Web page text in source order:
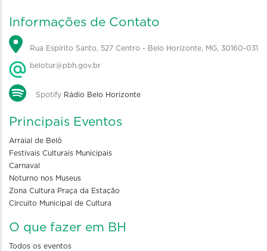
Informações de Contato
Rua Espírito Santo, 527 Centro - Belo Horizonte, MG, 30160-031
belotur@pbh.gov.br
Spotify Rádio Belo Horizonte
Principais Eventos
Arraial de Belô
Festivais Culturais Municipais
Carnaval
Noturno nos Museus
Zona Cultura Praça da Estação
Circuito Municipal de Cultura
O que fazer em BH
Todos os eventos